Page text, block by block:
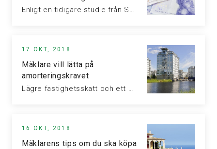
Enligt en tidigare studie från SBAB så tar bostadsrättsköpare alltför sällan hänsyn…
17 OKT, 2018
Mäklare vill lätta på
amorteringskravet
16 OKT, 2018
Mäklarens tips om du ska köpa